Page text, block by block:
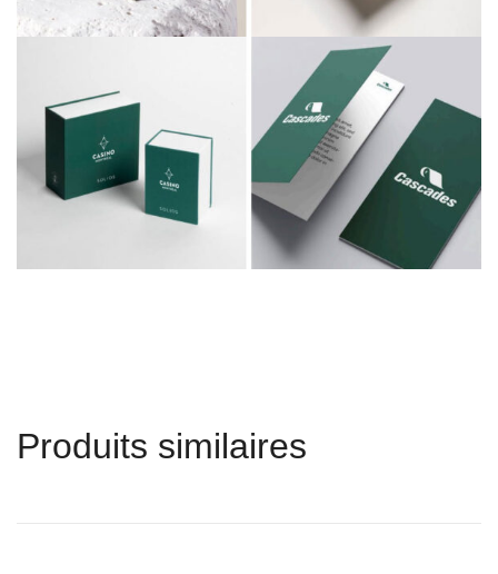
Produits similaires